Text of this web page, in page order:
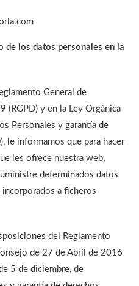
de los datos personales en la
General de
y en la Ley Orgánica
Personales y garantía de
le informamos que para hacer
les ofrece nuestra web,
determinados datos
incorporados a ficheros
del Reglamento
de 27 de Abril de 2016
5 de diciembre, de